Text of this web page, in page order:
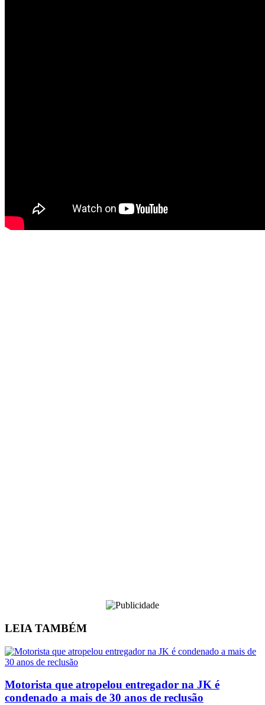
LEIA TAMBÉM
Motorista que atropelou entregador na JK é
condenado a mais de 30 anos de reclusão